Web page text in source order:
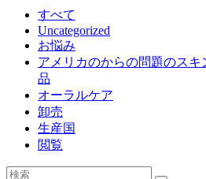
すべて
Uncategorized
お悩み
アメリカのからの問題のス
品
オーラルケア
卸売
生産国
閲覧